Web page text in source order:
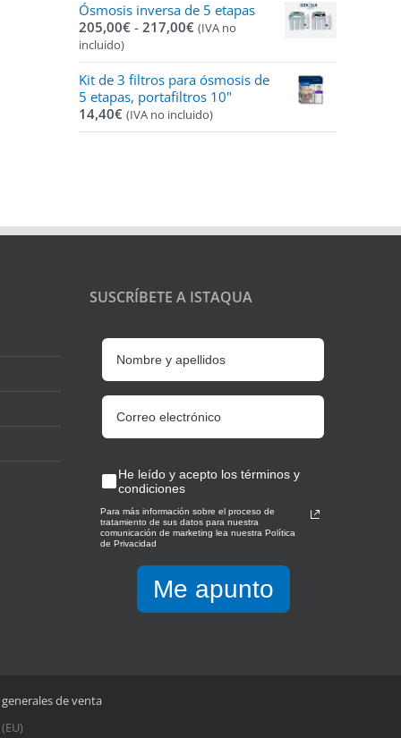
Ósmosis inversa de 5 etapas
205,00€ - 217,00€Rango
precios:
desde
205,00€
hasta
217,00€
(IVA no
incluido)
Kit de 3 filtros para ósmosis de
5 etapas, portafiltros 10"
14,40€ (IVA no incluido)
SUSCRÍBETE A ISTAQUA
He leído y acepto los términos y
condiciones
Para más información sobre el proceso de
tratamiento de sus datos para nuestra
comunicación de marketing lea nuestra Política
de Privacidad
Me apunto
de venta